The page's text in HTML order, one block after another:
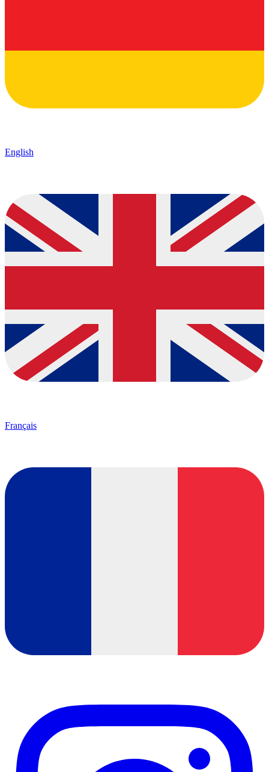
English
Français